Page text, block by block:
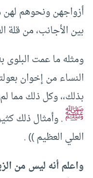
أزواجهن ونحوهم
بين الأجانب، من قلة
ومثله ما عمت
النساء من إخوان
بذلك،، وكل ذلك مما
ﷺ. وأمثال ذلك
العلي العظيم )) .
واعلم أنه ليس من